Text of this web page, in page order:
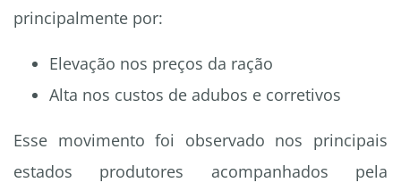
principalmente por:
Elevação nos preços da ração
Alta nos custos de adubos e corretivos
Esse movimento foi observado nos principais
estados produtores acompanhados pela